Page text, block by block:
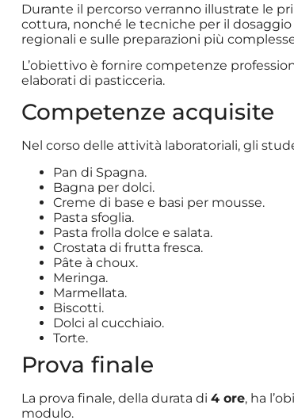
Durante il percorso verranno illustrate le
cottura, nonché le tecniche per il
regionali e sulle preparazioni più
L’obiettivo è fornire competenze
elaborati di pasticceria.
Competenze acquisite
Nel corso delle attività laboratoriali, gli
Pan di Spagna.
Bagna per dolci.
Creme di base e basi per mousse.
Pasta sfoglia.
Pasta frolla dolce e salata.
Crostata di frutta fresca.
Pâte à choux.
Meringa.
Marmellata.
Biscotti.
Dolci al cucchiaio.
Torte.
Prova finale
La prova finale, della durata di 4 ore, ha
modulo.